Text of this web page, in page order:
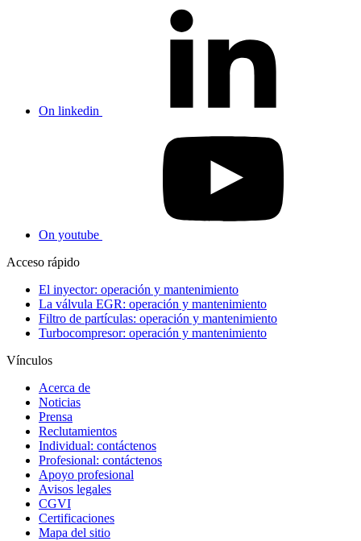
On linkedin
On youtube
Acceso rápido
El inyector: operación y mantenimiento
La válvula EGR: operación y mantenimiento
Filtro de partículas: operación y mantenimiento
Turbocompresor: operación y mantenimiento
Vínculos
Acerca de
Noticias
Prensa
Reclutamientos
Individual: contáctenos
Profesional: contáctenos
Apoyo profesional
Avisos legales
CGVI
Certificaciones
Mapa del sitio